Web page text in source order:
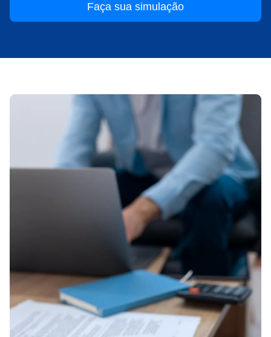
Faça sua simulação